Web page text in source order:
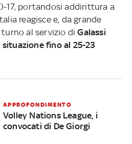
17, portandosi addirittura a
reagisce e, da grande
turno al servizio diGalassi
fino al 25-23
APPROFONDIMENTO
Volley Nations League, i
convocati di De Giorgi